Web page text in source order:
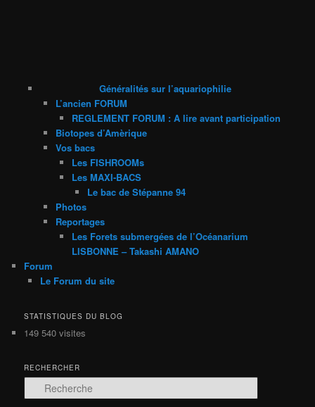
Généralités sur l’aquariophilie
L’ancien FORUM
REGLEMENT FORUM : A lire avant participation
Biotopes d’Amèrique
Vos bacs
Les FISHROOMs
Les MAXI-BACS
Le bac de Stépanne 94
Photos
Reportages
Les Forets submergées de l’Océanarium
LISBONNE – Takashi AMANO
Forum
Le Forum du site
STATISTIQUES DU BLOG
149 540 visites
RECHERCHER
e